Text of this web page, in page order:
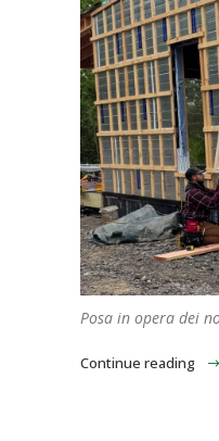
Posa in opera dei
Continue reading